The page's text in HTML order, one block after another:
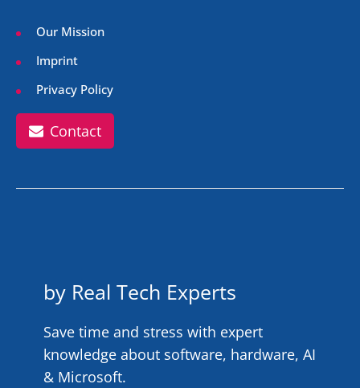
Our Mission
Imprint
Privacy Policy
Contact
by Real Tech Experts
Save time and stress with expert
knowledge about software, hardware, AI
& Microsoft.